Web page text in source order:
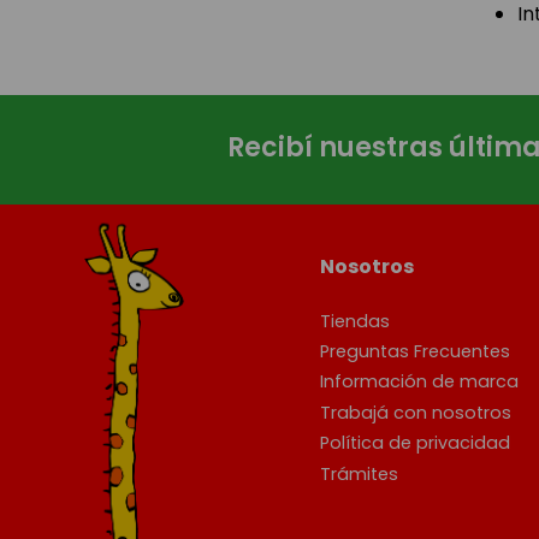
Recibí nuestras
Nosotros
Tiendas
Preguntas Frecuentes
Información de marca
Trabajá con nosotros
Política de privacidad
Trámites